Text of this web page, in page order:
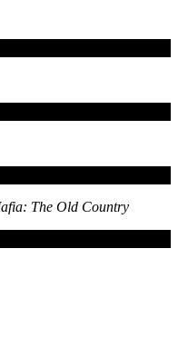
The Old Country